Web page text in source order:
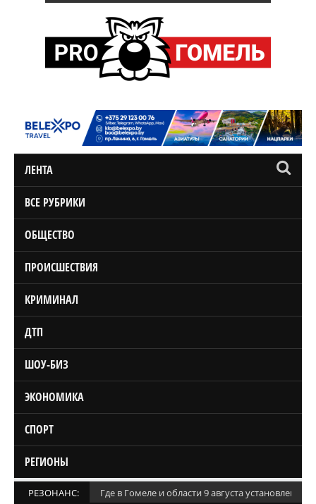
ЛЕНТА
ВСЕ РУБРИКИ
ОБЩЕСТВО
ПРОИСШЕСТВИЯ
КРИМИНАЛ
ДТП
ШОУ-БИЗ
ЭКОНОМИКА
СПОРТ
РЕГИОНЫ
РЕЗОНАНС: Где в Гомеле и области 9 августа установлены